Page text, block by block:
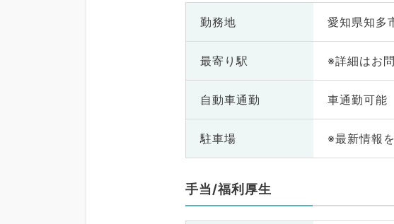
勤務地 愛知県知多
最寄り駅 ※詳細はお
自動車通勤 車通勤可能
駐車場 ※最新情報
手当/福利厚生